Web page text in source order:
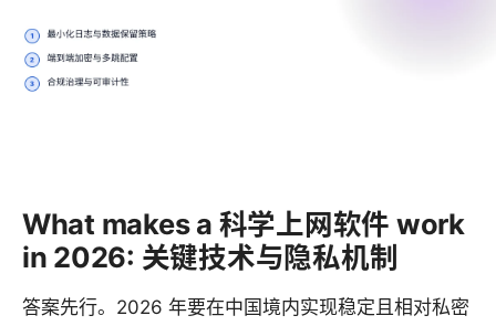
What makes a 科学上网软件 work
in 2026: 关键技术与隐私机制
答案先行。2026 年要在中国境内实现稳定且相对私密